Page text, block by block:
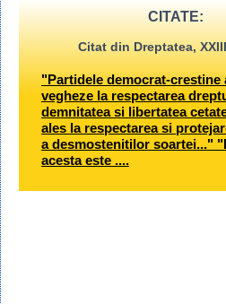
CITATE:
Citat din Dreptatea,
"Partidele democrat-crestine
vegheze la respectarea
demnitatea si libertatea
ales la respectarea si
a desmostenitilor soartei..."
acesta este ....